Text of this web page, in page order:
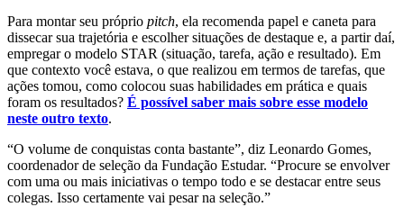
Para montar seu próprio pitch, ela recomenda papel e caneta para
dissecar sua trajetória e escolher situações de destaque e, a partir daí,
empregar o modelo STAR (situação, tarefa, ação e resultado). Em
que contexto você estava, o que realizou em termos de tarefas, que
ações tomou, como colocou suas habilidades em prática e quais
foram os resultados? É possível saber mais sobre esse modelo
neste outro texto.
“O volume de conquistas conta bastante”, diz Leonardo Gomes,
coordenador de seleção da Fundação Estudar. “Procure se envolver
com uma ou mais iniciativas o tempo todo e se destacar entre seus
colegas. Isso certamente vai pesar na seleção.”